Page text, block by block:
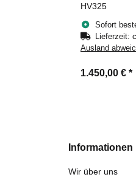
HV325
Sofort
Lieferzeit:
Ausland
1.450,00 € *
Informationen
Wir über uns